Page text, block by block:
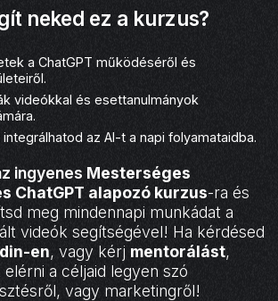
neked ez a kurzus?
a ChatGPT működéséről és
videókkal és esettanulmányok
az AI-t a napi folyamataidba.
ingyenes Mesterséges
ChatGPT alapozó kurzus-ra és
meg mindennapi munkádat a
videók segítségével! Ha kérdésed
en, vagy kérj mentorálást,
a céljaid legyen szó
vagy marketingről!